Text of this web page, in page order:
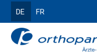
DE FR